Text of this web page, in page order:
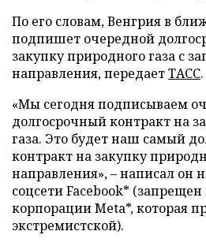
По его словам, Венгрия в
подпишет очередной
закупку природного газа с
направления, передаетТАСС.
«Мы сегодня подписываем
долгосрочный контракт на
газа. Это будет наш самый
контракт на закупку
направления», – написал он
соцсети Facebook*
корпорации Meta*, которая
экстремистской).